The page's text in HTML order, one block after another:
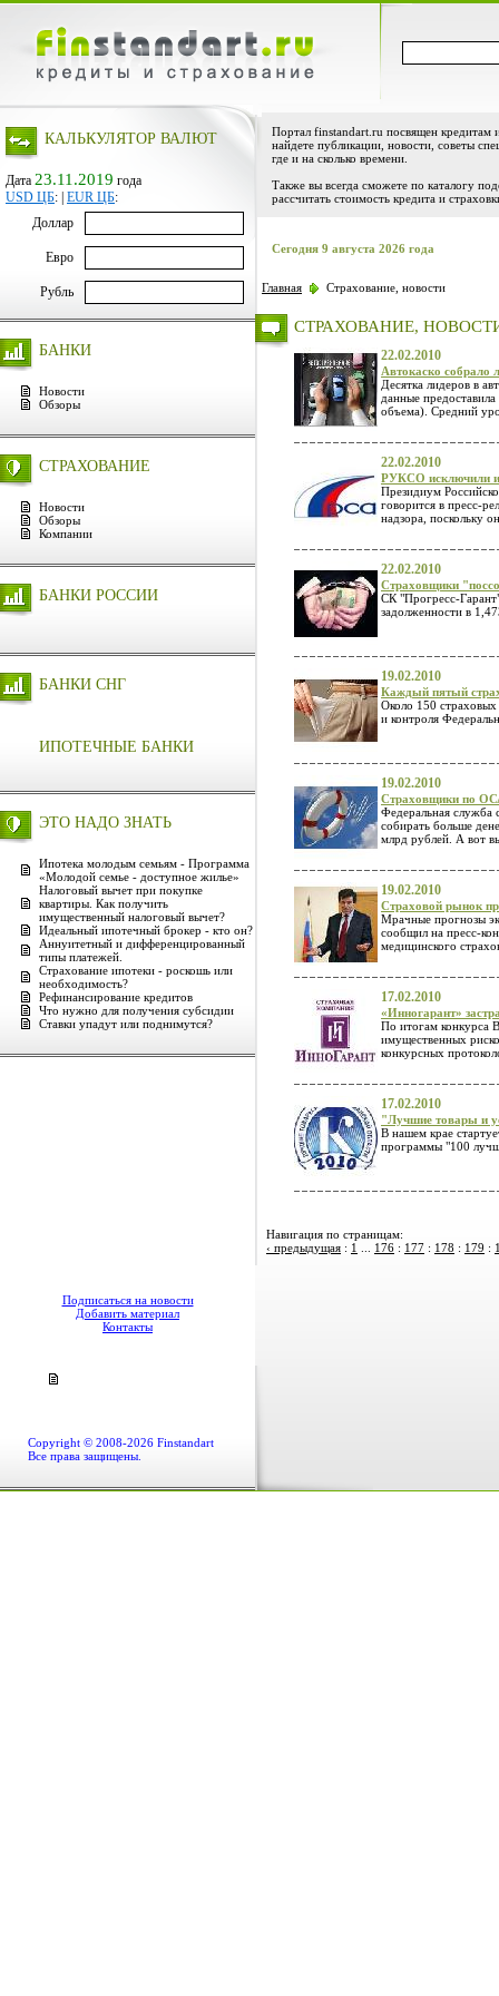
КАЛЬКУЛЯТОР ВАЛЮТ
Дата 23.11.2019 года
USD ЦБ: EUR ЦБ:
Доллар
Евро
Рубль
БАНКИ
Новости
Обзоры
СТРАХОВАНИЕ
Новости
Обзоры
Компании
БАНКИ РОССИИ
БАНКИ СНГ
ИПОТЕЧНЫЕ БАНКИ
ЭТО НАДО ЗНАТЬ
Ипотека молодым семьям - Программа
«Молодой семье - доступное жилье»
Налоговый вычет при покупке
квартиры. Как получить
имущественный налоговый вычет?
Идеальный ипотечный брокер - кто он?
Аннуитетный и дифференцированный
типы платежей.
Страхование ипотеки - роскошь или
необходимость?
Рефинансирование кредитов
Что нужно для получения субсидии
Ставки упадут или поднимутся?
Подписаться на новости
Добавить материал
Контакты
Copyright © 2008-2026 Finstandart
Все права защищены.
Портал finstandart.ru посвящен кредитам
найдете публикации, новости, советы
где и на сколько времени.
Также вы всегда сможете по каталогу
рассчитать стоимость кредита и
Сегодня 9 августа 2026 года
Главная Страхование, новости
СТРАХОВАНИЕ,
22.02.2010
Автокаско собрало
Десятка лидеров в
данные
объема). Средний
22.02.2010
РУКСО исключили
Президиум
говорится в пресс-
надзора, поскольку
22.02.2010
Страховщики
СК "Прогресс-
задолженности в
19.02.2010
Каждый пятый
Около 150 страховых
и контроля
19.02.2010
Страховщики по
Федеральная служба
собирать больше
млрд рублей. А вот
19.02.2010
Страховой рынок
Мрачные прогнозы
сообщил на пресс-
медицинского
17.02.2010
«Инногарант»
По итогам конкурса
имущественных
конкурсных
17.02.2010
"Лучшие товары и
В нашем крае
программы "100
Навигация по страницам:
‹ предыдущая : 1 176 : 177 : 178 : 179 :